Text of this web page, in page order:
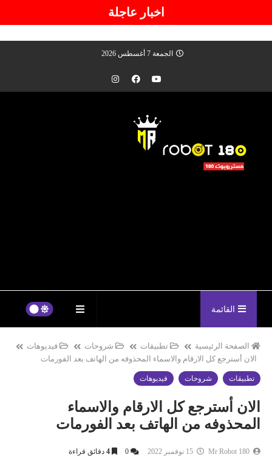
اخبار عاجلة
الجمعة 7 أغسطس 2026
القائمة
الصفحة الرئيسية تطبيقات شروحات
فيديوهات
الان أسترجع كل الارقام والاسماء المحذوفه من الهاتف بعد الفورمات
تطبيقات شروحات فيديوهات
الان أسترجع كل الارقام والاسماء
المحذوفه من الهاتف بعد الفورمات
Mr Robot 180
0
4دقائق قراءة